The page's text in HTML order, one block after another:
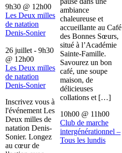
9h30 @ 12h00
Les Deux milles
de natation
Denis-Sonier
26 juillet - 9h30
@ 12h00
Les Deux milles
de natation
Denis-Sonier
Inscrivez vous à
l'événement Les
Deux milles de
natation Denis-
Sonier. Longez
au cœur de
ambiance
chaleureuse et
accueillante au Café
des Bonnes Sœurs,
situé à l’Académie
Sainte-Famille.
Savourez un bon
café, une soupe
maison, de
délicieuses
collations et […]
10h00 @ 11h00
Club de marche
intergénérationnel –
Tous les lundis